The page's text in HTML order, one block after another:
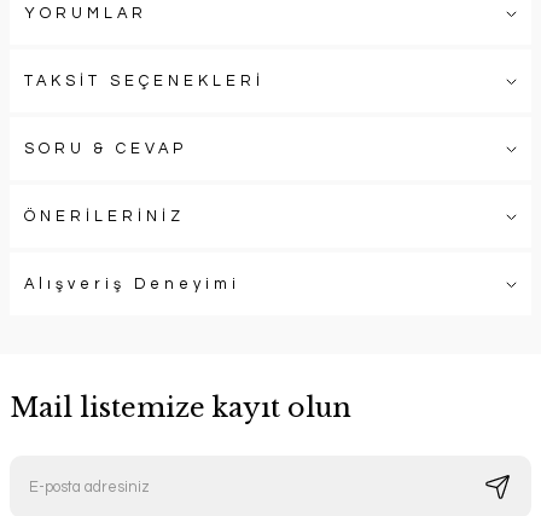
YORUMLAR
TAKSİT SEÇENEKLERİ
SORU & CEVAP
ÖNERİLERİNİZ
Alışveriş Deneyimi
Mail listemize kayıt olun